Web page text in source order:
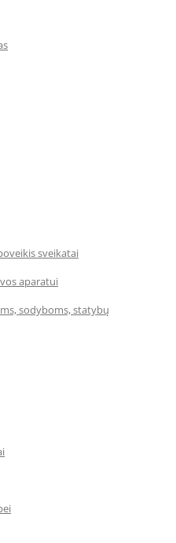
sveikatai
aparatui
sodyboms, statybų